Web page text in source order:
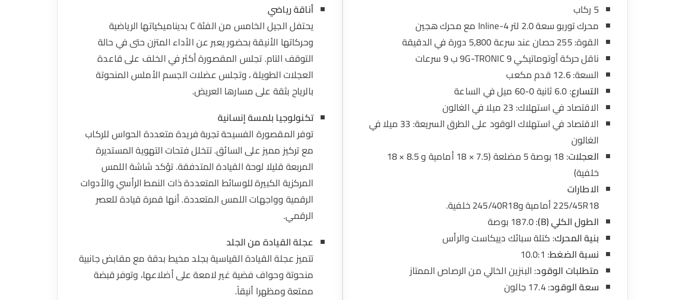
5 ركاب
محرك توربو سعة 2.0 لتر Inline-4 مع محرك هجين
القوة: 255 حصان عند سرعة 5,800 دورة في الدقيقة
ناقل حركة أوتوماتيكي 9G-TRONIC 9 ب 9 سرعات
السعة: 12.6 قدم مكعب
التسارع: 6.0 ثانية 0-60 ميل في الساعة
الاقتصاد في استهلاك: 23 ميلا في الغالون
الاقتصاد في استهلاك الوقود على الطرق السريعة: 33 ميلا في
الغالون
العجلات
: 18 بوصة 5 مضلعة (7.5 × 18 أمامية و 8.5 × 18
خلفية)
الاطارات
225/45R18 أمامية و245/40R18 خلفية.
الطول الكلي (B) : 187.0 بوصة
بنية المحرك: كتلة سبائك دييكاست والرأس
نسبة الضغط: 10.0:1
متطلبات الوقود: البنزين الخالي من الرصاص الممتاز
سعة الوقود: 17.4 جالون
أناقة رياضي
يحتفل الجيل الخامس من الفئة C بديناميكياتها الرياضية
وحركاتها الأنيقة بحضور يعبر عن الأداء المتزن حتى في حالة
التوقف التام. تجلس المقصورة أكثر في الخلف على قاعدة
العجلات الطويلة ، وتجلس عضلات الجسم الأملس المنحوتة
بالرياح بثقة على مسارها العريض.
تكنولوجيا بلمسة إنسانية
توفر المقصورة الفسيحة تجربة فريدة متعددة الحواس للركاب
مع تركيز مميز على السائق. تتخلل فتحات التهوية المستديرة
المربعة قليلا لوحة القيادة المتدفقة. تؤكد شاشة اللمس
المركزية الكبيرة للوسائط المتعددة ذات النمط الرأسي والأدوات
الرقمية وواجهات اللمس المتعددة. أنها قمرة قيادة للعصر
الرقمي.
عجلة القيادة من الجلد
تتميز عجلة القيادة القياسية بجلد مخيط بدقة مع مقابض جانبية
منحوتة وحواف فضية غير لامعة على أضلاعها، وتوفر قبضة
ممتعة ومظهرا أنيقاً.